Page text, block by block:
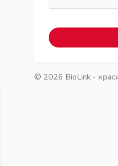
© 2026 BioLink -